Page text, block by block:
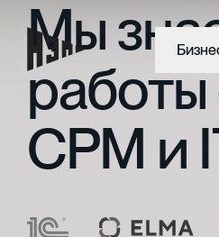
Мы
работы
CPM и